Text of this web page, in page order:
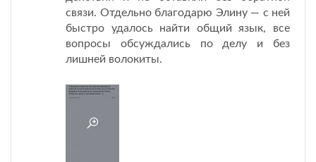
связи. Отдельно благодарю Элину — с ней
быстро удалось найти общий язык, все
вопросы обсуждались по делу и без
лишней волокиты.